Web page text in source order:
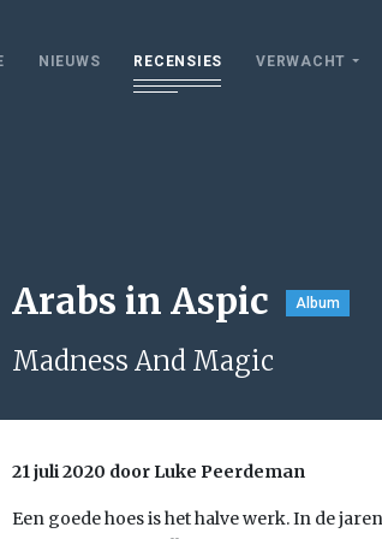
NIEUWS RECENSIES VERWACHT
Arabs in Aspic Album
Madness And Magic
21 juli 2020 door Luke Peerdeman
Een goede hoes is het halve werk. In de